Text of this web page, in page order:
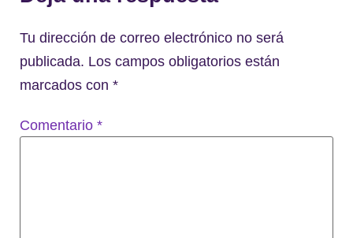
Tu dirección de correo electrónico no será
publicada. Los campos obligatorios están
marcados con *
Comentario *